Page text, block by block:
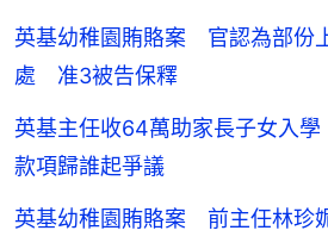
英基幼稚園賄賂案 官認為部份
處 准3被告保釋
英基主任收64萬助家長子女入
款項歸誰起爭議
英基幼稚園賄賂案 前主任林珍